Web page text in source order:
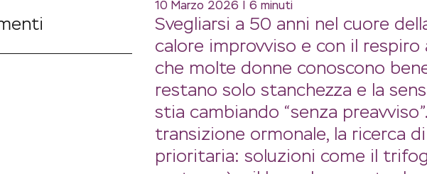
10 Marzo 2026 | 6 minuti
Svegliarsi a 50 anni nel cuore
calore improvviso e con il respiro
che molte donne conoscono
restano solo stanchezza e la
stia cambiando “senza
transizione ormonale, la ricerca
prioritaria: soluzioni come il